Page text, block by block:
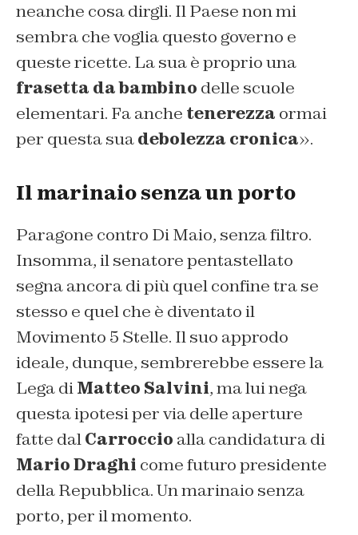
neanche cosa dirgli. Il Paese non mi
sembra che voglia questo governo e
queste ricette. La sua è proprio una
frasetta da bambino delle scuole
elementari. Fa anche tenerezza ormai
per questa suadebolezza cronica».
Il marinaio senza un porto
Paragone contro Di Maio, senza filtro.
Insomma, il senatore pentastellato
segna ancora di più quel confine tra se
stesso e quel che è diventato il
Movimento 5 Stelle. Il suo approdo
ideale, dunque, sembrerebbe essere la
Lega diMatteo Salvini, ma lui nega
questa ipotesi per via delle aperture
fatte dalCarroccio alla candidatura di
Mario Draghi come futuro presidente
della Repubblica. Un marinaio senza
porto, per il momento.